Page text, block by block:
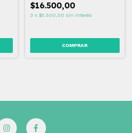
$16.500,00
3 x $5.500,00 sin interés